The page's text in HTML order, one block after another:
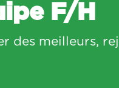
F/H
des meilleurs,